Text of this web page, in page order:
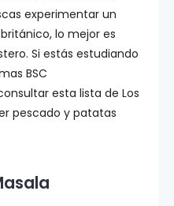
experimentar un
lo mejor es
Si estás estudiando
BSC
esta lista de Los
pescado y patatas